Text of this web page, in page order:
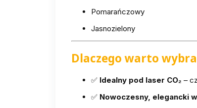
Pomarańczowy
Jasnozielony
Dlaczego warto
✅ Idealny pod laser CO₂ –
✅ Nowoczesny, elegancki